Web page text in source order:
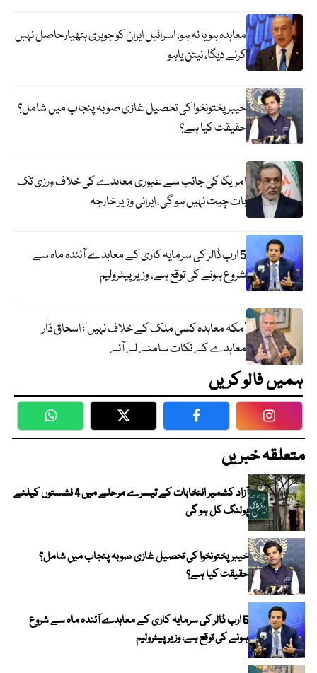
معاہدہ ہو یا نہ ہو، اسرائیل ایران کو جوہری ہتھیارحاصل نہیں
کرنے دیگا، نیتن یاہو
خیبر پختونخوا کی تحصیل غازی صوبہ پنجاب میں شامل؟
حقیقت کیا ہے؟
امریکا کی جانب سے عبوری معاہدے کی خلاف ورزی تک
بات چیت نہیں ہو گی، ایرانی وزیر خارجہ
5 ارب ڈالر کی سرمایہ کاری کے معاہدے آئندہ ماہ سے
شروع ہونے کی توقع ہے، وزیر پیٹرولیم
‘مکہ معاہدہ کسی ملک کے خلاف نہیں’؛ اسحاق ڈار
معاہدے کے نکات سامنے لے آئے
ہمیں فالو کریں
WhatsApp Twitter Facebook
متعلقہ خبریں
آزاد کشمیر انتخابات کے تیسرے مرحلے میں 4 نشستوں کیلئے
پولنگ کل ہو گی
خیبر پختونخوا کی تحصیل غازی صوبہ پنجاب میں شامل؟
حقیقت کیا ہے؟
5 ارب ڈالر کی سرمایہ کاری کے معاہدے آئندہ ماہ سے شروع
ہونے کی توقع ہے، وزیر پیٹرولیم